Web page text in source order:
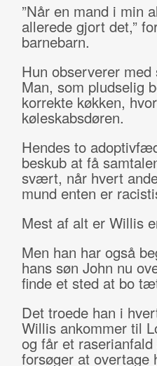
”Når en mand i min
allerede gjort det,”
barnebarn.
Hun observerer
Man, som pludselig
korrekte køkken,
køleskabsdøren.
Hendes to
beskub at få
svært, når hvert
mund enten er
Mest af alt er Willis
Men han har også
hans søn John nu
finde et sted at bo
Det troede han i
Willis ankommer til
og får et
forsøger at overtage